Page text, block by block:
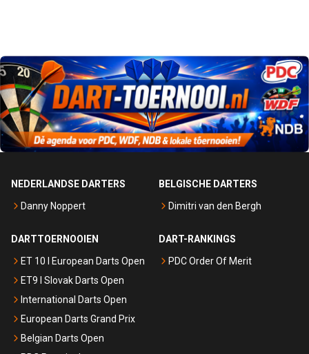
NEDERLANDSE DARTERS
Danny Noppert
BELGISCHE DARTERS
Dimitri van den Bergh
DARTTOERNOOIEN
ET 10 I European Darts Open
ET9 I Slovak Darts Open
International Darts Open
European Darts Grand Prix
Belgian Darts Open
DART-RANKINGS
PDC Order Of Merit